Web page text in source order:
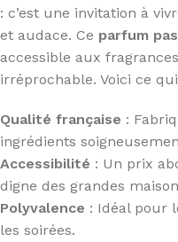
: c’est une invitation à
et audace. Ce parfum
accessible aux
irréprochable. Voici ce
Qualité française :
ingrédients
Accessibilité : Un prix
digne des grandes
Polyvalence : Idéal pour
les soirées.